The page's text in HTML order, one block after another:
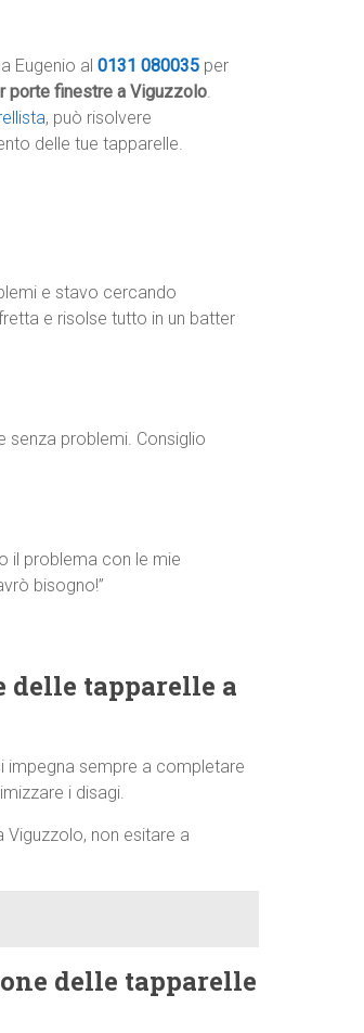
Eugenio al 0131 080035 per
porte finestre a Viguzzolo.
, può risolvere
delle tue tapparelle.
e stavo cercando
e risolse tutto in un batter
senza problemi. Consiglio
il problema con le mie
bisogno!”
delle tapparelle a
impegna sempre a completare
i disagi.
Viguzzolo, non esitare a
delle tapparelle